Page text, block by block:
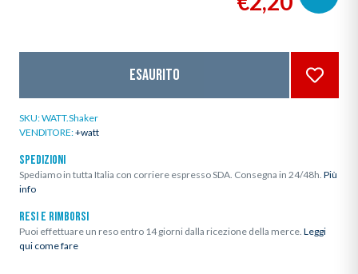
Esaurito
SKU:WATT.Shaker
VENDITORE:+watt
SPEDIZIONI
Spediamo in tutta Italia con corriere espresso SDA. Consegna in 24/48h. Più
info
RESI E RIMBORSI
Puoi effettuare un reso entro 14 giorni dalla ricezione della merce. Leggi
qui come fare